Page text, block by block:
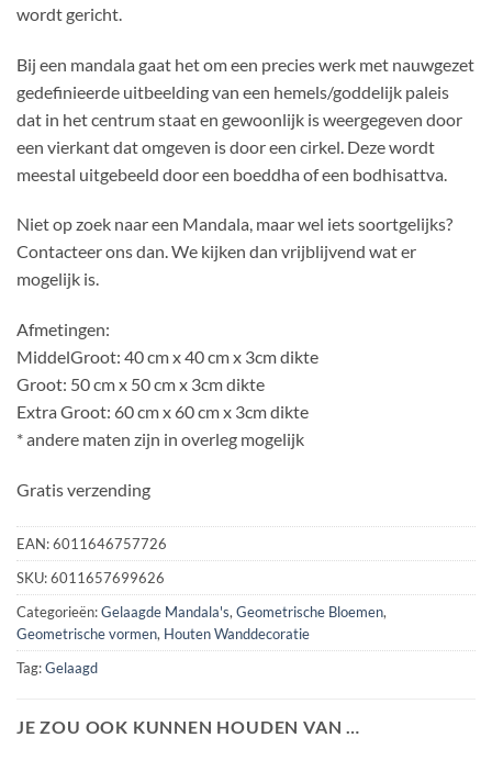
wordt gericht.
Bij een mandala gaat het om een precies werk met nauwgezet
gedefinieerde uitbeelding van een hemels/goddelijk paleis
dat in het centrum staat en gewoonlijk is weergegeven door
een vierkant dat omgeven is door een cirkel. Deze wordt
meestal uitgebeeld door een boeddha of een bodhisattva.
Niet op zoek naar een Mandala, maar wel iets soortgelijks?
Contacteer ons dan. We kijken dan vrijblijvend wat er
mogelijk is.
Afmetingen:
MiddelGroot: 40 cm x 40 cm x 3cm dikte
Groot: 50 cm x 50 cm x 3cm dikte
Extra Groot: 60 cm x 60 cm x 3cm dikte
* andere maten zijn in overleg mogelijk
Gratis verzending
EAN:6011646757726
SKU:6011657699626
Categorieën:Gelaagde Mandala's, Geometrische Bloemen,
Geometrische vormen, Houten Wanddecoratie
Tag:Gelaagd
JE ZOU OOK KUNNEN HOUDEN VAN …